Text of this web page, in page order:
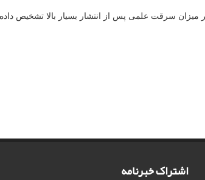
سرقت علمی پس از انتشار بسیار بالا تشخیص
اشتراک خبرنامه